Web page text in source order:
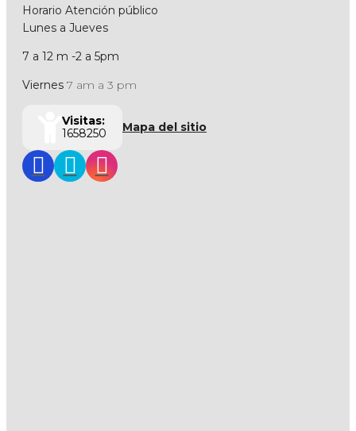
Horario Atención público
Lunes a Jueves
7 a 12 m -2 a 5pm
Viernes 7 am a 3 pm
Visitas:
1658250
Mapa del sitio